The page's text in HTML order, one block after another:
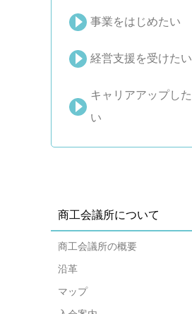
事業をはじめたい
経営支援を受けたい
キャリアアップした
い
商工会議所について
商工会議所の概要
沿革
マップ